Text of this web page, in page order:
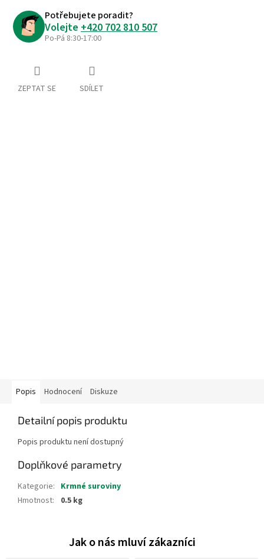
Potřebujete poradit?
Volejte +420 702 810 507
Po-Pá 8:30-17:00
ZEPTAT SE SDÍLET
Popis Hodnocení Diskuze
Detailní popis produktu
Popis produktu není dostupný
Doplňkové parametry
Kategorie: Krmné suroviny
Hmotnost: 0.5 kg